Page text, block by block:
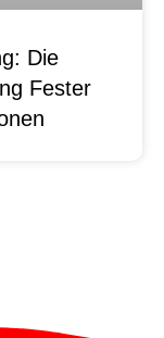
Die
Fester